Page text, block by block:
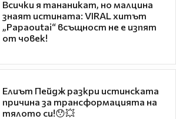
Всички я тананикат, но малцина
знаят истината: VIRAL хитът
„Papaoutai“ всъщност не е изпят
от човек!
Елиът Пейдж разкри истинската
причина за трансформацията на
тялото си!😯💥